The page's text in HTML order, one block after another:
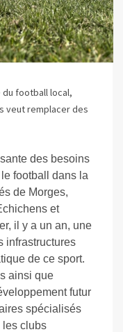
football local,
veut remplacer des
des besoins
football dans la
de Morges,
et
il y a un an, une
infrastructures
de ce sport.
ainsi que
futur
spécialisés
les clubs